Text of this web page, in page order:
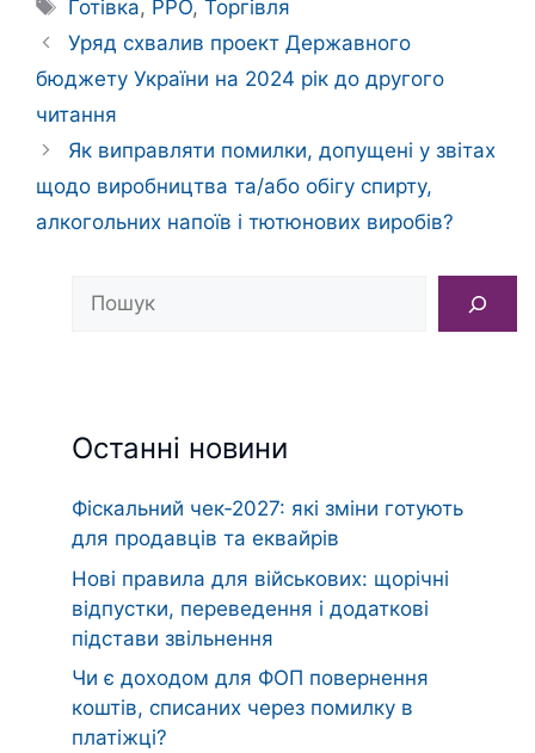
Готівка, РРО,Торгівля
Уряд схвалив проект Державного
бюджету України на 2024 рік до другого
читання
Як виправляти помилки, допущені у звітах
щодо виробництва та/або обігу спирту,
алкогольних напоїв і тютюнових виробів?
Пошук
Останні новини
Фіскальний чек‑2027: які зміни готують
для продавців та еквайрів
Нові правила для військових: щорічні
відпустки, переведення і додаткові
підстави звільнення
Чи є доходом для ФОП повернення
коштів, списаних через помилку в
платіжці?